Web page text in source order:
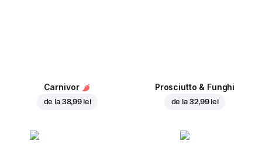
Carnivor
de la 38,99 lei
Prosciutto & Funghi
de la 32,99 lei